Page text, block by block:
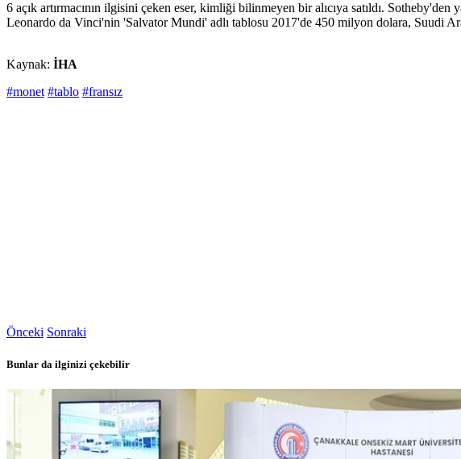
6 açık artırmacının ilgisini çeken eser, kimliği bilinmeyen bir alıcıya satıldı.
Leonardo da Vinci'nin 'Salvator Mundi' adlı tablosu 2017'de 450 milyon dolara, Suudi
Kaynak: İHA
#monet #tablo #fransız
Önceki Sonraki
Bunlar da ilginizi çekebilir